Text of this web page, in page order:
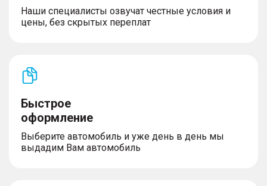
Наши специалисты озвучат честные условия и
цены, без скрытых переплат
Быстрое
оформление
Выберите автомобиль и уже день в день мы
выдадим Вам автомобиль